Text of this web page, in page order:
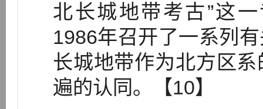
北长城地带考古”这
1986年召开了一系列
长城地带作为北方区
遍的认同。【10】